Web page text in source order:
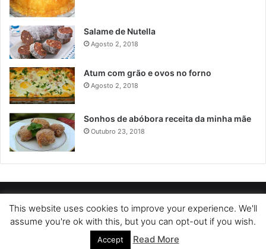
Salame de Nutella
Agosto 2, 2018
Atum com grão e ovos no forno
Agosto 2, 2018
Sonhos de abóbora receita da minha mãe
Outubro 23, 2018
POLÍTICA DE PRIVACIDADE SOBRE NÓS
POLÍTICA DE COOKIES
TERMOS DE USO
This website uses cookies to improve your experience. We'll
assume you're ok with this, but you can opt-out if you wish.
Accept Read More